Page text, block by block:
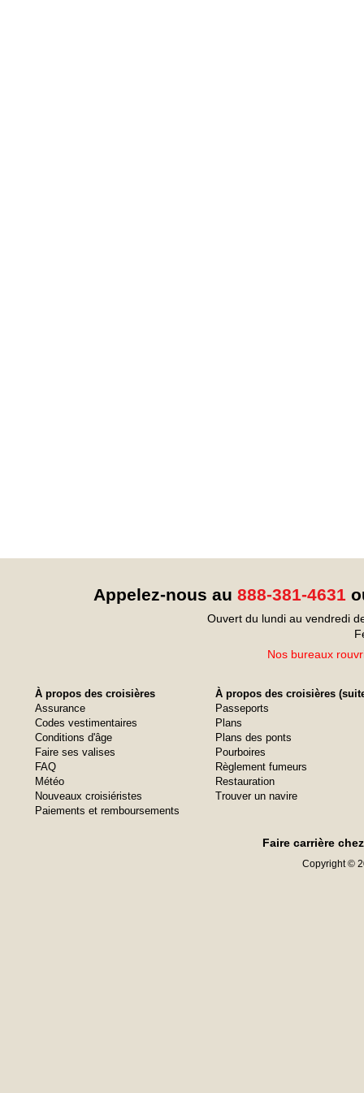
Appelez-nous au 888-381-4631
Ouvert du lundi au vendredi
Nos bureaux
À propos des croisières
Assurance
Codes vestimentaires
Conditions d'âge
Faire ses valises
FAQ
Météo
Nouveaux croisiéristes
Paiements et remboursements
À propos des croisières
Passeports
Plans
Plans des ponts
Pourboires
Règlement fumeurs
Restauration
Trouver un navire
Faire carrière
Copyright ©